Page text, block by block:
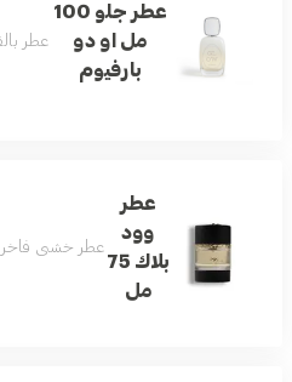
عطر جلو 100
مل او دو
بارفيوم
عطر
عطر
وود
بلاك 75
مل
عطر خشبي فاخر